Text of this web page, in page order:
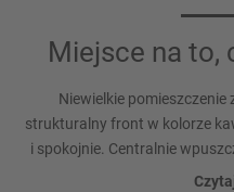
Miejsce na to,
Niewielkie pomieszczenie
strukturalny front w kolorze
i spokojnie. Centralnie
wygląd. Uzupełniona o